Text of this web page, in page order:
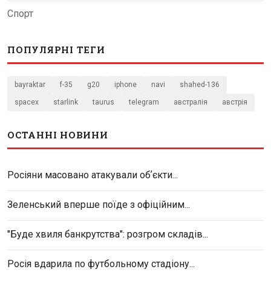
Спорт
ПОПУЛЯРНІ ТЕГИ
bayraktar f-35 g20 iphone navi shahed-136
spacex starlink taurus telegram австралія австрія
ОСТАННІ НОВИНИ
Росіяни масовано атакували обʼєкти...
Зеленський вперше поїде з офіційним...
"Буде хвиля банкрутства": розгром складів...
Росія вдарила по футбольному стадіону...